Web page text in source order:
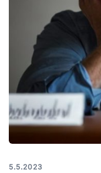
5.5.2023